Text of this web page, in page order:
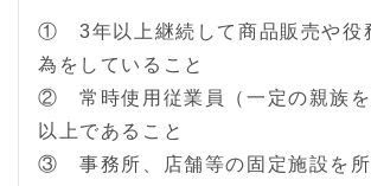
① 3年以上継続して商品販売や役
為をしていること
② 常時使用従業員（一定の親族を
以上であること
③ 事務所、店舗等の固定施設を所